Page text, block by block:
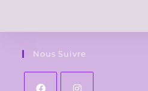
Nous Suivre